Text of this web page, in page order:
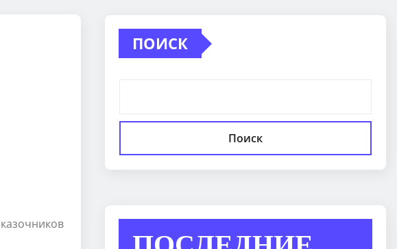
ПОИСК
Поиск